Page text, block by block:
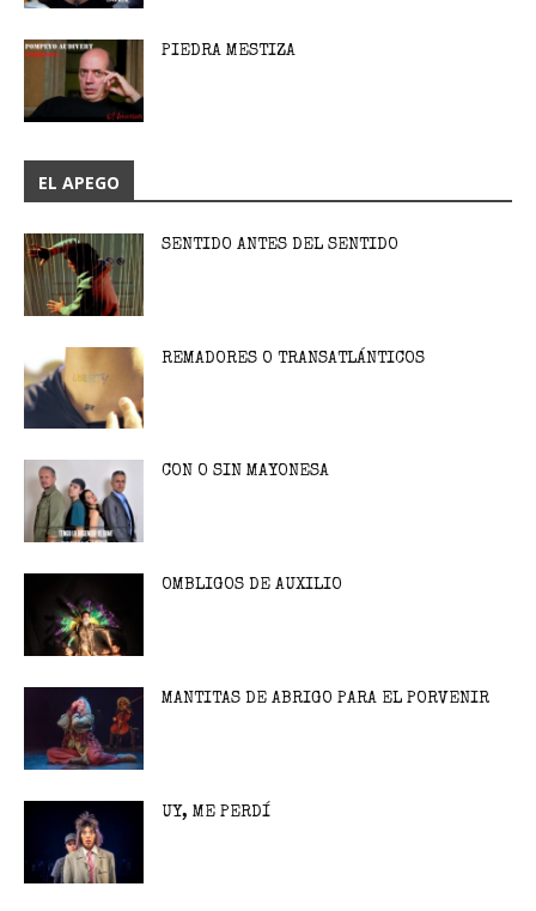
PIEDRA MESTIZA
EL APEGO
SENTIDO ANTES DEL SENTIDO
REMADORES O TRANSATLÁNTICOS
CON O SIN MAYONESA
OMBLIGOS DE AUXILIO
MANTITAS DE ABRIGO PARA EL PORVENIR
UY, ME PERDÍ